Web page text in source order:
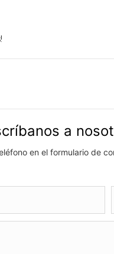
a
en el formulario de